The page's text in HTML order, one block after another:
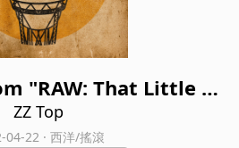
"RAW: That Little O
Original Soundtr
ack)
ZZ Top
04-22 · 西洋/搖滾